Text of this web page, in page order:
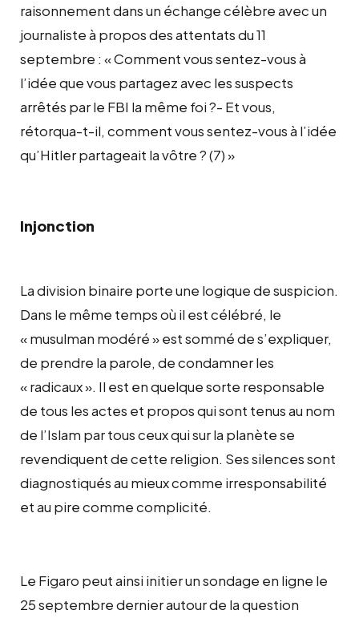
raisonnement dans un échange célèbre avec un
journaliste à propos des attentats du 11
septembre : « Comment vous sentez-vous à
l’idée que vous partagez avec les suspects
arrêtés par le FBI la même foi ?- Et vous,
rétorqua-t-il, comment vous sentez-vous à l’idée
qu’Hitler partageait la vôtre ? (7) »
Injonction
La division binaire porte une logique de suspicion.
Dans le même temps où il est célébré, le
« musulman modéré » est sommé de s’expliquer,
de prendre la parole, de condamner les
« radicaux ». Il est en quelque sorte responsable
de tous les actes et propos qui sont tenus au nom
de l’Islam par tous ceux qui sur la planète se
revendiquent de cette religion. Ses silences sont
diagnostiqués au mieux comme irresponsabilité
et au pire comme complicité.
Le Figaro peut ainsi initier un sondage en ligne le
25 septembre dernier autour de la question